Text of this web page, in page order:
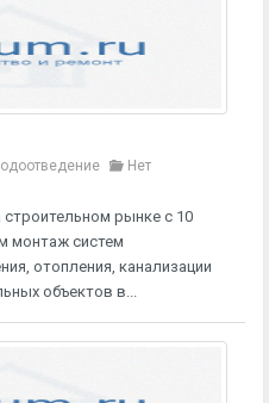
Нет
рынке с 10
монтаж систем
отопления, канализации
объектов в...